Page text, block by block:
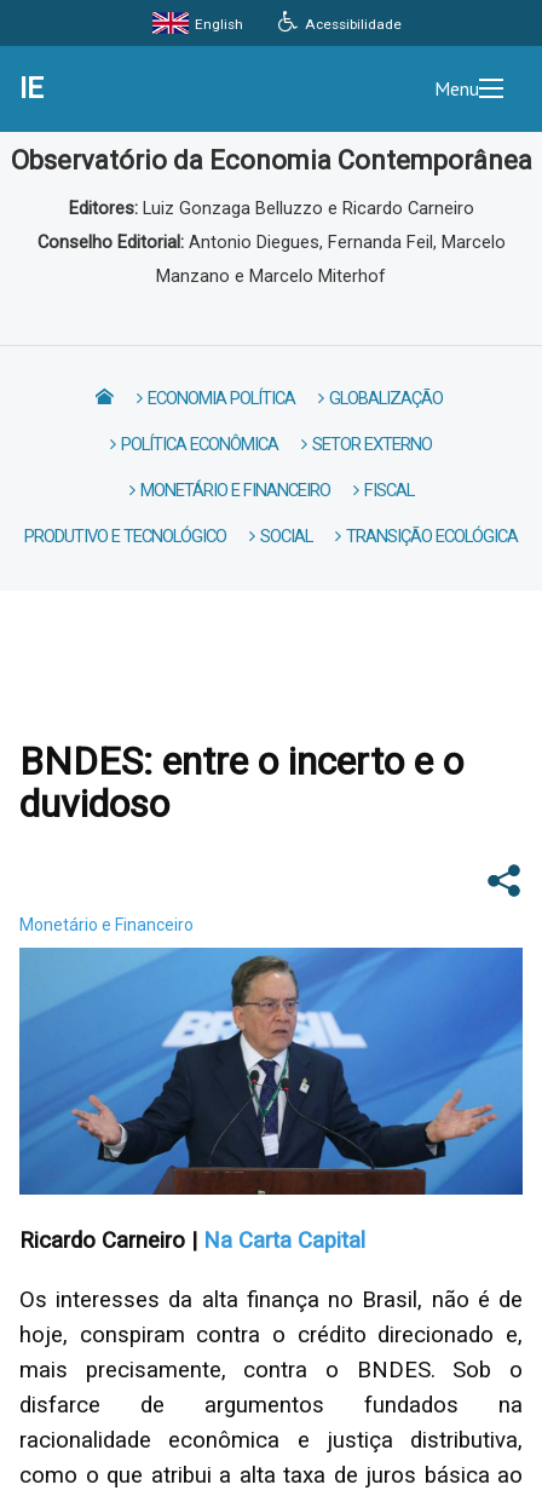
Acessibilidade
English
IE Menu
Observatório da Economia Contemporânea
Editores: Luiz Gonzaga Belluzzo e Ricardo Carneiro
Conselho Editorial: Antonio Diegues, Fernanda Feil, Marcelo
Manzano e Marcelo Miterhof
ECONOMIA POLÍTICA GLOBALIZAÇÃO
POLÍTICA ECONÔMICA SETOR EXTERNO
MONETÁRIO E FINANCEIRO FISCAL
PRODUTIVO E TECNOLÓGICO SOCIAL TRANSIÇÃO ECOLÓGICA
BNDES: entre o incerto e o
duvidoso
Monetário e Financeiro
Ricardo Carneiro | Na Carta Capital
Os interesses da alta finança no Brasil, não é de
hoje, conspiram contra o crédito direcionado e,
mais precisamente, contra o BNDES. Sob o
disfarce de argumentos fundados na
racionalidade econômica e justiça distributiva,
como o que atribui a alta taxa de juros básica ao